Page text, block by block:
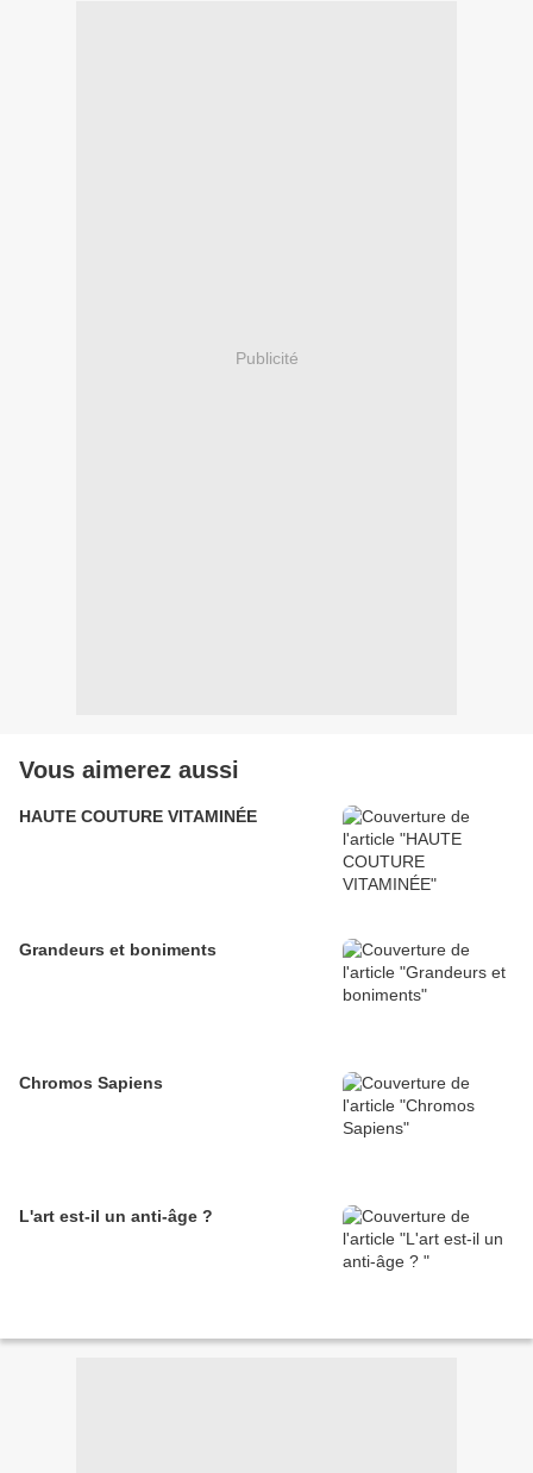
Publicité
Vous aimerez aussi
HAUTE COUTURE VITAMINÉE
Grandeurs et boniments
Chromos Sapiens
L'art est-il un anti-âge ?